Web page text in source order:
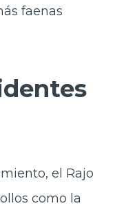
faenas
el Rajo
como la